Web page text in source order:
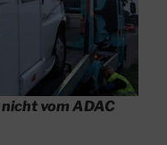
nicht vom ADAC